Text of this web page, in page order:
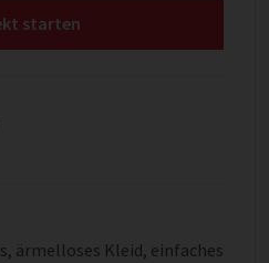
starten
, ärmelloses Kleid, einfaches